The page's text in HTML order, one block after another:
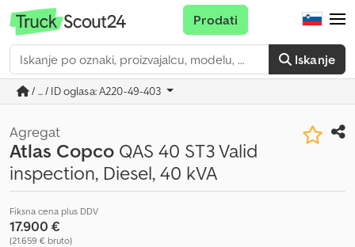
Iskanje
Prodati
/ ... / ID oglasa: A220-49-403
Agregat
Atlas Copco QAS 40 ST3 Valid
inspection, Diesel, 40 kVA
Fiksna cena plus DDV
17.900 €
(21.659 € bruto)